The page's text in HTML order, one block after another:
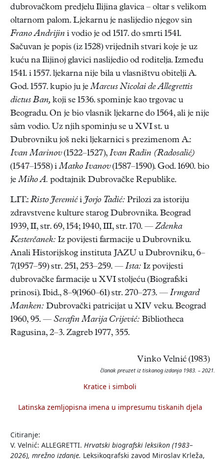
dubrovačkom predjelu Ilijina glavica – oltar s velikom
oltarnom palom. Ljekarnu je naslijedio njegov sin
Frano Andrijin i vodio je od 1517. do smrti 1541.
Sačuvan je popis (iz 1528) vrijednih stvari koje je uz
kuću na Ilijinoj glavici naslijedio od roditelja. Između
1541. i 1557. ljekarna nije bila u vlasništvu obitelji A.
God. 1557. kupio ju jeMarcus Nicolai de Allegrettis
dictus Ban, koji se 1536. spominje kao trgovac u
Beogradu. On je bio vlasnik ljekarne do 1564, ali je nije
sâm vodio. Uz njih spominju se u XVI st. u
Dubrovniku još neki ljekarnici s prezimenom A.:
Ivan Marinov(1522–1527), Ivan Radin (Radosalić)
(1547–1558) iMatko Ivanov(1587–1590). God. 1690. bio
jeMiho A. podtajnik Dubrovačke Republike.
LIT.: Risto Jeremić i Jorjo Tadić: Prilozi za istoriju
zdravstvene kulture starog Dubrovnika. Beograd
1939, II, str. 69, 154; 1940, III, str. 170. — Zdenka
Kesterčanek: Iz povijesti farmacije u Dubrovniku.
Anali Historijskog instituta JAZU u Dubrovniku, 6–
7(1957–59) str. 251, 253–259. — Ista: Iz povijesti
dubrovačke farmacije u XVI stoljeću (Biografski
prinosi). Ibid., 8–9(1960–61) str. 270–273. — Irmgard
Manken: Dubrovački patricijat u XIV veku. Beograd
1960, 95. — Serafin Marija Crijević: Bibliotheca
Ragusina, 2–3. Zagreb 1977, 355.
Vinko Velnić (1983)
članak preuzet iz tiskanog izdanja 1983. – 2021.
Kratice i simboli
Latinska zemljopisna imena u impresumu tiskanih djela
Citiranje:
V. Velnić: ALLEGRETTI. Hrvatski biografski leksikon (1983–
2026), mrežno izdanje. Leksikografski zavod Miroslav Krleža,